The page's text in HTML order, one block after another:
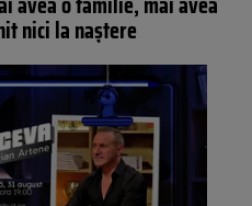
nici la naștere